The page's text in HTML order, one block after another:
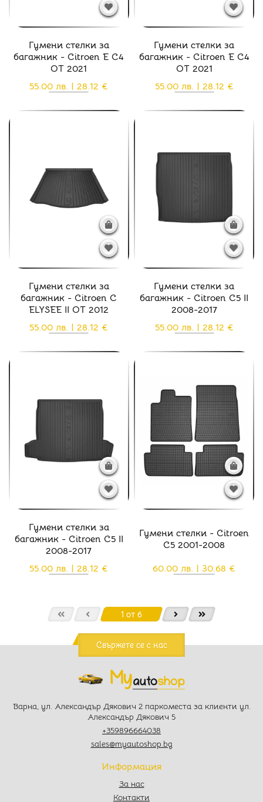
Гумени стелки за
багажник - Citroen E C4
ОТ 2021
55.00 лв. | 28.12 €
Гумени стелки за
багажник - Citroen E C4
ОТ 2021
55.00 лв. | 28.12 €
Гумени стелки за
багажник - Citroen C
ELYSEE II ОТ 2012
55.00 лв. | 28.12 €
Гумени стелки за
багажник - Citroen C5 II
2008-2017
55.00 лв. | 28.12 €
Гумени стелки за
багажник - Citroen C5 II
2008-2017
55.00 лв. | 28.12 €
Гумени стелки - Citroen
C5 2001-2008
60.00 лв. | 30.68 €
1 от 6
Свържете се с нас
Варна, ул. Александър Дякович 2 паркоместа за клиенти ул.
Александър Дякович 5
+359896664038
sales@myautoshop.bg
Информация
За нас
Контакти